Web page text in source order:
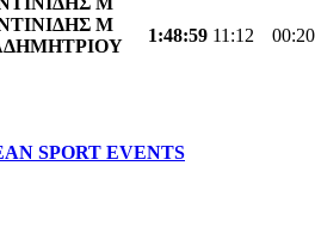
Μ
1:48:59 11:12 00:20
SPORT EVENTS